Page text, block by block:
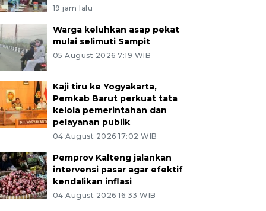
19 jam lalu
Warga keluhkan asap pekat
mulai selimuti Sampit
05 August 2026 7:19 WIB
Kaji tiru ke Yogyakarta,
Pemkab Barut perkuat tata
kelola pemerintahan dan
pelayanan publik
04 August 2026 17:02 WIB
Pemprov Kalteng jalankan
intervensi pasar agar efektif
kendalikan inflasi
04 August 2026 16:33 WIB